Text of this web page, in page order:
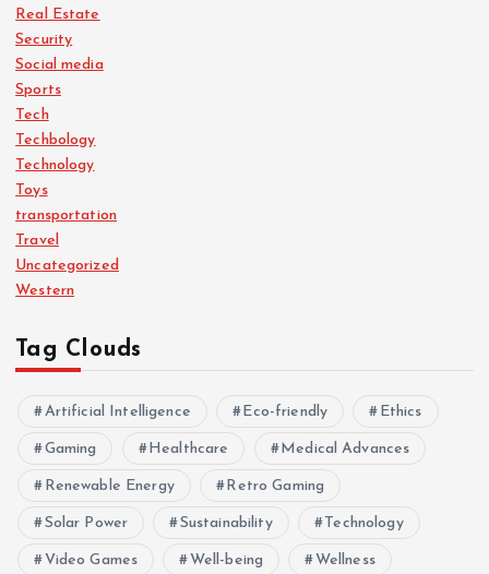
Real Estate
Security
Social media
Sports
Tech
Techbology
Technology
Toys
transportation
Travel
Uncategorized
Western
Tag Clouds
Artificial Intelligence Eco-friendly Ethics
Gaming Healthcare Medical Advances
Renewable Energy Retro Gaming
Solar Power Sustainability Technology
Video Games Well-being Wellness